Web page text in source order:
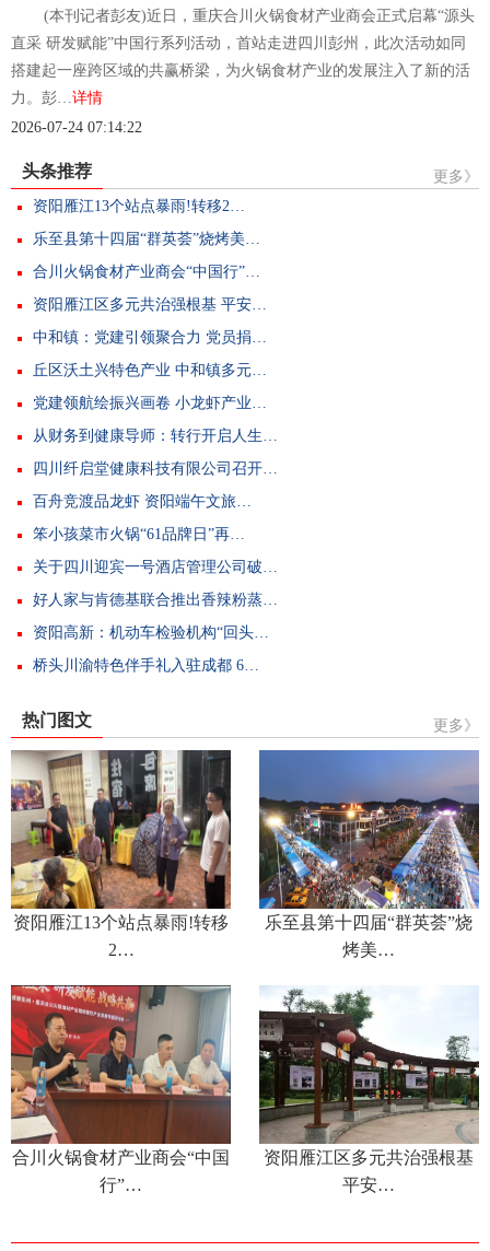
(本刊记者彭友)近日，重庆合川火锅食材产业商会正式启幕“源头
直采 研发赋能”中国行系列活动，首站走进四川彭州，此次活动如同
搭建起一座跨区域的共赢桥梁，为火锅食材产业的发展注入了新的活
力。彭… 详情
2026-07-24 07:14:22
头条推荐
更多》
资阳雁江13个站点暴雨!转移2…
乐至县第十四届“群英荟”烧烤美…
合川火锅食材产业商会“中国行”…
资阳雁江区多元共治强根基 平安…
中和镇：党建引领聚合力 党员捐…
丘区沃土兴特色产业 中和镇多元…
党建领航绘振兴画卷 小龙虾产业…
从财务到健康导师：转行开启人生…
四川纤启堂健康科技有限公司召开…
百舟竞渡品龙虾 资阳端午文旅…
笨小孩菜市火锅“61品牌日”再…
关于四川迎宾一号酒店管理公司破…
好人家与肯德基联合推出香辣粉蒸…
资阳高新：机动车检验机构“回头…
桥头川渝特色伴手礼入驻成都 6…
热门图文 更多》
资阳雁江13个站点暴雨!转移
2…
乐至县第十四届“群英荟”烧
烤美…
合川火锅食材产业商会“中国
行”…
资阳雁江区多元共治强根基
平安…